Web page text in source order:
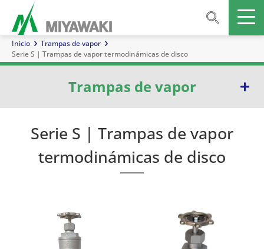
Inicio
Trampas de vapor
Serie S | Trampas de vapor termodinámicas de disco
Trampas de vapor
Serie G | Trampas de vapor de flotador de bola
Serie TB | Trampas de vapor de control de temperatura
Serie W | Trampas de vapor de termoelemento
Serie S | Trampas de vapor
termodinámicas de disco